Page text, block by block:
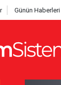
Günün Haberleri